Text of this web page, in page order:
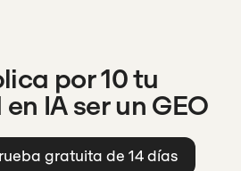
por 10 tu
IA ser un GEO
gratuita de 14 días